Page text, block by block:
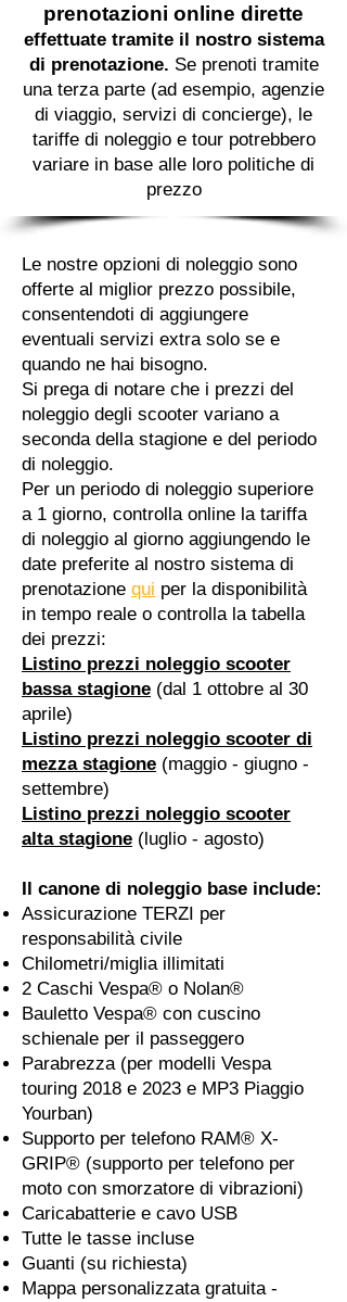
prenotazioni online dirette
effettuate tramite il nostro sistema
di prenotazione. Se prenoti tramite
una terza parte (ad esempio, agenzie
di viaggio, servizi di concierge), le
tariffe di noleggio e tour potrebbero
variare in base alle loro politiche di
prezzo
Le nostre opzioni di noleggio sono
offerte al miglior prezzo possibile,
consentendoti di aggiungere
eventuali servizi extra solo se e
quando ne hai bisogno.
Si prega di notare che i prezzi del
noleggio degli scooter variano a
seconda della stagione e del periodo
di noleggio.
Per un periodo di noleggio superiore
a 1 giorno, controlla online la tariffa
di noleggio al giorno aggiungendo le
date preferite al nostro sistema di
prenotazione qui per la disponibilità
in tempo reale o controlla la tabella
dei prezzi:
Listino prezzi noleggio scooter
bassa stagione (dal 1 ottobre al 30
aprile)
Listino prezzi noleggio scooter di
mezza stagione (maggio - giugno -
settembre)
Listino prezzi noleggio scooter
alta stagione (luglio - agosto)
Il canone di noleggio base include:
Assicurazione TERZI per
responsabilità civile
Chilometri/miglia illimitati
2 Caschi Vespa® o Nolan®
Bauletto Vespa® con cuscino
schienale per il passeggero
Parabrezza (per modelli Vespa
touring 2018 e 2023 e MP3 Piaggio
Yourban)
Supporto per telefono RAM® X-
GRIP® (supporto per telefono per
moto con smorzatore di vibrazioni)
Caricabatterie e cavo USB
Tutte le tasse incluse
Guanti (su richiesta)
Mappa personalizzata gratuita -